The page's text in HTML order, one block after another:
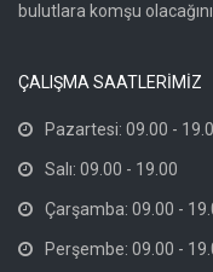
bulutlara komşu
ÇALIŞMA SAATLERİMİZ
Pazartesi: 09.00 -
Salı: 09.00 - 19.00
Çarşamba: 09.00 -
Perşembe: 09.00 -